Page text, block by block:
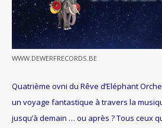
WWW.DEWERFRECORDS.BE
Quatrième ovni du Rêve d’Eléphant
un voyage fantastique à travers la
jusqu’à demain … ou après ?Tous ceux